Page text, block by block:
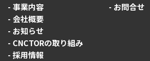
- 事業内容
- 会社概要
- お知らせ
- CNCTORの取り組み
- 採用情報
- お問合せ